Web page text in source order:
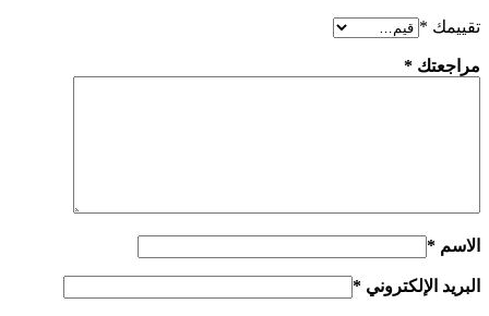
تقييمك *
مراجعتك *
الاسم *
البريد الإلكتروني *